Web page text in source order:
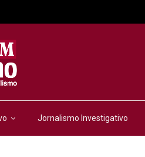
Jornalismo Investigativo